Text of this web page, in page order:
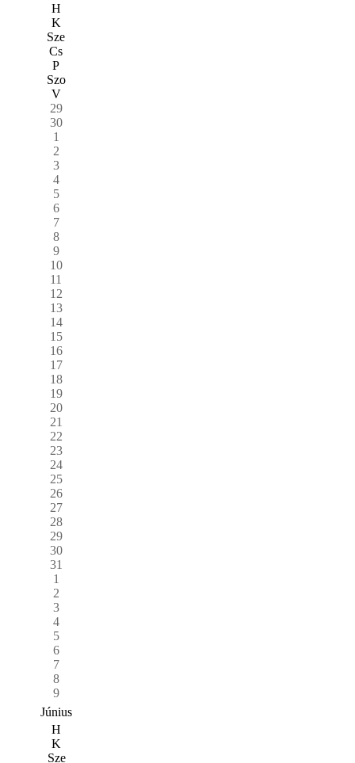
H
K
Sze
Cs
P
Szo
V
29
30
1
2
3
4
5
6
7
8
9
10
11
12
13
14
15
16
17
18
19
20
21
22
23
24
25
26
27
28
29
30
31
1
2
3
4
5
6
7
8
9
Június
H
K
Sze